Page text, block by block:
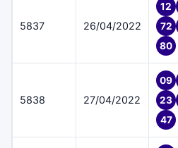
5837 26/04/2022
12
72
80
5838 27/04/2022
09
23
47